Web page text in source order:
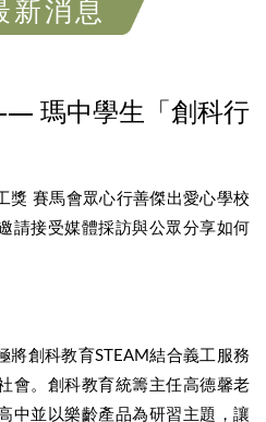
新消息
瑪中學生「創科行
獎 賽馬會眾心行善傑出愛心學校
請接受媒體採訪與公眾分享如何
將創科教育STEAM結合義工服務
會。創科教育統籌主任高德馨老
中並以樂齡產品為研習主題，讓